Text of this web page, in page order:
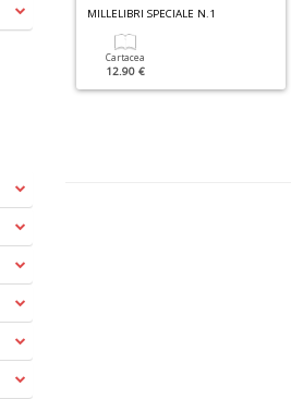
MILLELIBRI SPECIALE N.1
Cartacea
12.90 €